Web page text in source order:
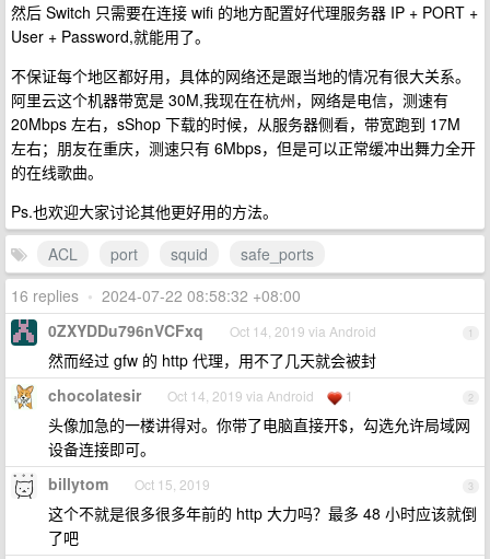
然后 Switch 只需要在连接 wifi 的地方配置好代理服务器 IP + PORT +
User + Password,就能用了。
不保证每个地区都好用，具体的网络还是跟当地的情况有很大关系。
阿里云这个机器带宽是 30M,我现在在杭州，网络是电信，测速有
20Mbps 左右，sShop 下载的时候，从服务器侧看，带宽跑到 17M
左右；朋友在重庆，测速只有 6Mbps，但是可以正常缓冲出舞力全开
的在线歌曲。
Ps.也欢迎大家讨论其他更好用的方法。
ACL
port squid
safe_ports
16 replies • 2024-07-22 08:58:32 +08:00
1
0ZXYDDu796nVCFxq Oct 14, 2019 via Android
然而经过 gfw 的 http 代理，用不了几天就会被封
2
chocolatesir Oct 14, 2019 via Android 1
头像加急的一楼讲得对。你带了电脑直接开$，勾选允许局域网
设备连接即可。
3
billytom Oct 15, 2019
这个不就是很多很多年前的 http 大力吗？最多 48 小时应该就倒
了吧